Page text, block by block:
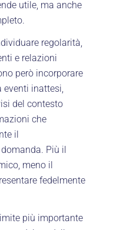
utile, ma anche
regolarità,
e relazioni
però incorporare
eventi inattesi,
del contesto
che
il
Più il
meno il
fedelmente
più importante